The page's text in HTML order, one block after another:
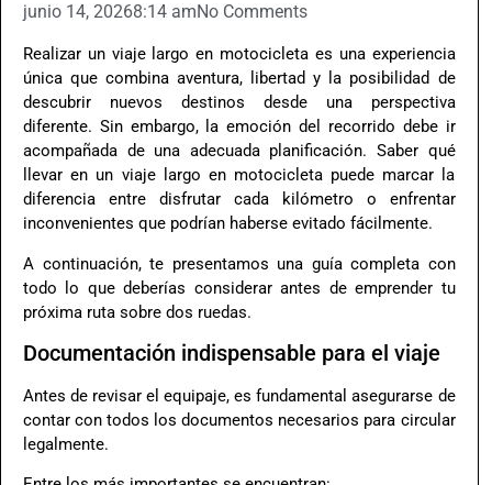
junio 14, 20268:14 amNo Comments
Realizar un viaje largo en motocicleta es una experiencia
única que combina aventura, libertad y la posibilidad de
descubrir nuevos destinos desde una perspectiva
diferente. Sin embargo, la emoción del recorrido debe ir
acompañada de una adecuada planificación. Saber qué
llevar en un viaje largo en motocicleta puede marcar la
diferencia entre disfrutar cada kilómetro o enfrentar
inconvenientes que podrían haberse evitado fácilmente.
A continuación, te presentamos una guía completa con
todo lo que deberías considerar antes de emprender tu
próxima ruta sobre dos ruedas.
Documentación indispensable para el viaje
Antes de revisar el equipaje, es fundamental asegurarse de
contar con todos los documentos necesarios para circular
legalmente.